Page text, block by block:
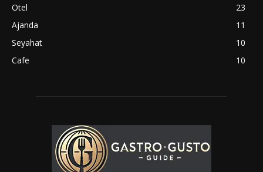
Otel
23
Ajanda
11
Seyahat
10
Cafe
10